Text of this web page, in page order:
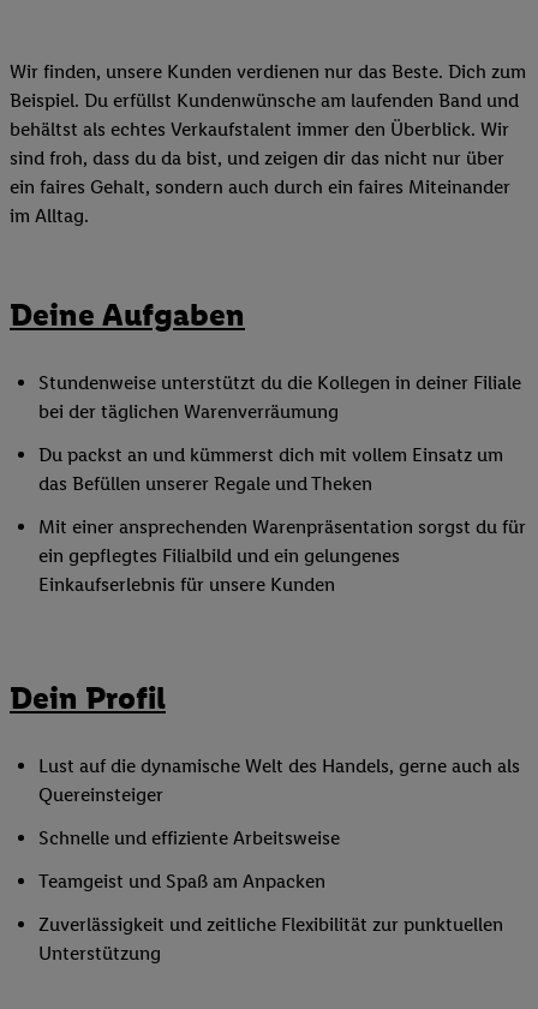
Wir finden, unsere Kunden verdienen nur das Beste. Dich zum
Beispiel. Du erfüllst Kundenwünsche am laufenden Band und
behältst als echtes Verkaufstalent immer den Überblick. Wir
sind froh, dass du da bist, und zeigen dir das nicht nur über
ein faires Gehalt, sondern auch durch ein faires Miteinander
im Alltag.
Deine Aufgaben
Stundenweise unterstützt du die Kollegen in deiner Filiale
bei der täglichen Warenverräumung
Du packst an und kümmerst dich mit vollem Einsatz um
das Befüllen unserer Regale und Theken
Mit einer ansprechenden Warenpräsentation sorgst du für
ein gepflegtes Filialbild und ein gelungenes
Einkaufserlebnis für unsere Kunden
Dein Profil
Lust auf die dynamische Welt des Handels, gerne auch als
Quereinsteiger
Schnelle und effiziente Arbeitsweise
Teamgeist und Spaß am Anpacken
Zuverlässigkeit und zeitliche Flexibilität zur punktuellen
Unterstützung